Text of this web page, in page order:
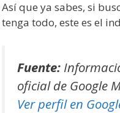
Así que ya sabes, si
tenga todo, este es el
Fuente:
oficial de Google
Ver perfil en